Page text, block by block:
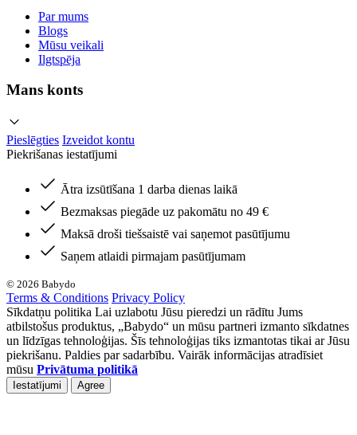
Par mums
Blogs
Mūsu veikali
Ilgtspēja
Mans konts
Pieslēgties Izveidot kontu
Piekrišanas iestatījumi
Ātra izsūtīšana 1 darba dienas laikā
Bezmaksas piegāde uz pakomātu no 49 €
Maksā droši tiešsaistē vai saņemot pasūtījumu
Saņem atlaidi pirmajam pasūtījumam
© 2026 Babydo
Terms & Conditions Privacy Policy
Sīkdatņu politika Lai uzlabotu Jūsu pieredzi un rādītu Jums
atbilstošus produktus, „Babydo“ un mūsu partneri izmanto sīkdatnes
un līdzīgas tehnoloģijas. Šīs tehnoloģijas tiks izmantotas tikai ar Jūsu
piekrišanu. Paldies par sadarbību. Vairāk informācijas atradīsiet
mūsu Privātuma politikā
Iestatījumi Agree